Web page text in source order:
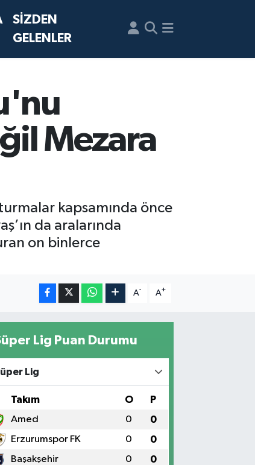
SİZDEN
GELENLER
Mezara
kapsamında önce
da aralarında
on binlerce
A- A+
Lig Puan Durumu
Lig
Takım O P
Amed 0 0
Erzurumspor FK 0 0
Başakşehir 0 0